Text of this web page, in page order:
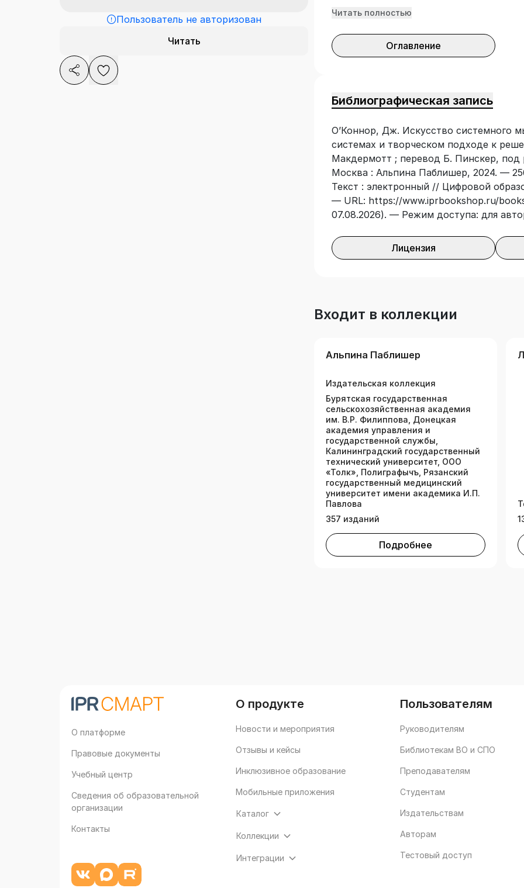
Пользователь не авторизован
Читать
удалось достичь необычного
циклов – цепочек усиливающих и
подход дает читателю уникальную
читателей. Студентам, молодым
ученым и руководителям,
экономических, управленческих,
сложных проблем, – книга дает
моделирования. Она может стать
областях.
Читать полностью
Оглавление
Библиографическая запись
О’Коннор, Дж. Искусство системного
системах и творческом подходе к
Макдермотт ; перевод Б. Пинскер,
Москва : Альпина Паблишер, 2024. —
Текст : электронный // Цифровой
— URL: https://www.iprbookshop.ru/
07.08.2026). — Режим доступа: для
Лицензия
Входит в коллекции
Альпина Паблишер
Издательская коллекция
Бурятская государственная
сельскохозяйственная академия
им. В.Р. Филиппова, Донецкая
академия управления и
государственной службы,
Калининградский государственный
технический университет, ООО
«Толк», Полиграфычъ, Рязанский
государственный медицинский
университет имени академика И.П.
Павлова
357 изданий
Подробнее
О платформе
Правовые документы
Учебный центр
Сведения об образовательной
организации
Контакты
О продукте
Новости и мероприятия
Отзывы и кейсы
Инклюзивное образование
Мобильные приложения
Каталог
Коллекции
Интеграции
Пользователям
Руководителям
Библиотекам ВО и СПО
Преподавателям
Студентам
Издательствам
Авторам
Тестовый доступ